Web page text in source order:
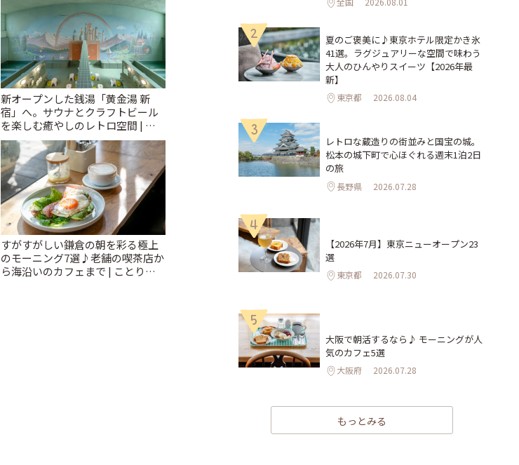
新オープンした銭湯「黄金湯 新
宿」へ。サウナとクラフトビール
を楽しむ癒やしのレトロ空間 | こ
とりっぷ
すがすがしい鎌倉の朝を彩る極上
のモーニング7選♪老舗の喫茶店か
ら海沿いのカフェまで | ことりっ
2
夏のご褒美に♪東京ホテル限定かき氷
41選。ラグジュアリーな空間で味わう
大人のひんやりスイーツ【2026年最
新】
東京都 2026.08.04
3
レトロな蔵造りの街並みと国宝の城。
松本の城下町で心ほぐれる週末1泊2日
の旅
長野県 2026.07.28
4
【2026年7月】東京ニューオープン23
選
東京都 2026.07.30
5
大阪で朝活するなら♪ モーニングが人
気のカフェ5選
大阪府 2026.07.28
もっとみる